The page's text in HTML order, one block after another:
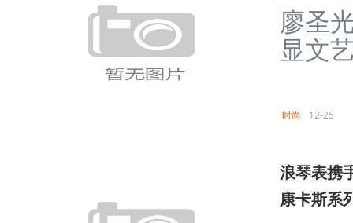
廖圣
显文
时尚 12-25
浪琴表携
康卡斯系